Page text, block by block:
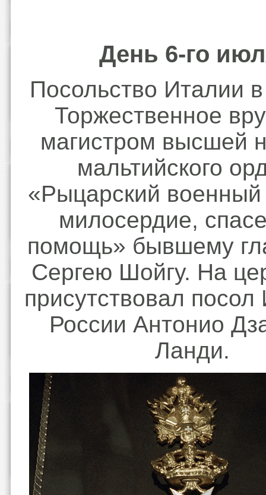
День 6-го
Посольство Италии
Торжественное
магистром высшей
мальтийского
«Рыцарский военный
милосердие,
помощь» бывшему
Сергею Шойгу. На
присутствовал
России Антонио
Ланди.